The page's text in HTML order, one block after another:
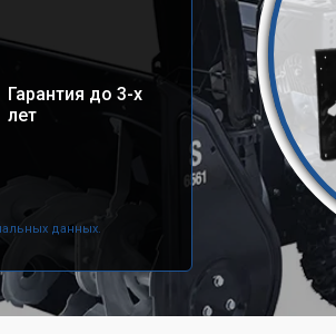
Гарантия до 3-х
лет
данных.